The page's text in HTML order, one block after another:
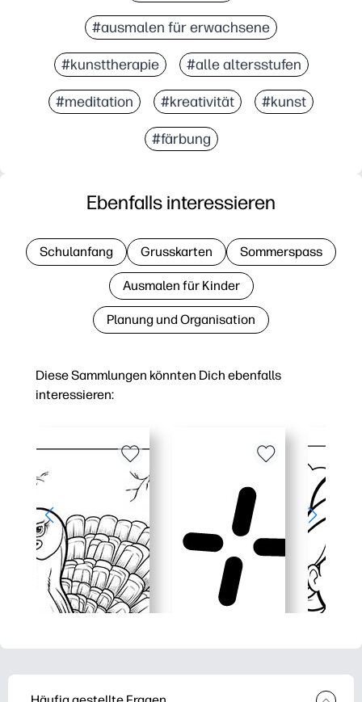
#ausmalen für erwachsene
#kunsttherapie #alle altersstufen
#meditation #kreativität #kunst
#färbung
Diese Sammlungen könnten Dich ebenfalls
interessieren:
Ebenfalls interessieren
Schulanfang Grusskarten Sommerspass
Ausmalen für Kinder
Planung und Organisation